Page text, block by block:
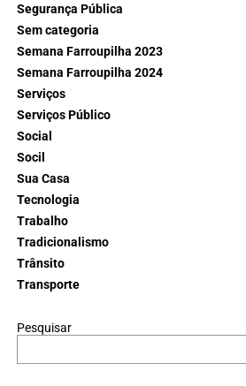
Segurança Pública
Sem categoria
Semana Farroupilha 2023
Semana Farroupilha 2024
Serviços
Serviços Público
Social
Socil
Sua Casa
Tecnologia
Trabalho
Tradicionalismo
Trânsito
Transporte
Pesquisar